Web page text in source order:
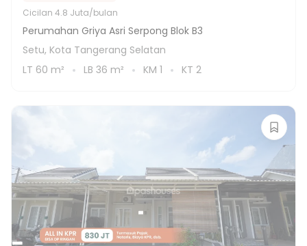
Cicilan 4.8 Juta/bulan
Perumahan Griya Asri Serpong Blok B3
Setu, Kota Tangerang Selatan
LT 60 m² LB 36 m² KM 1 KT 2